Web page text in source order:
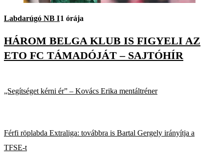
Labdarúgó NB I1 órája
HÁROM BELGA KLUB IS FIGYELI AZ
ETO FC TÁMADÓJÁT – SAJTÓHÍR
„Segítséget kérni ér” – Kovács Erika mentáltréner
Férfi röplabda Extraliga: továbbra is Bartal Gergely irányítja a
TFSE-t